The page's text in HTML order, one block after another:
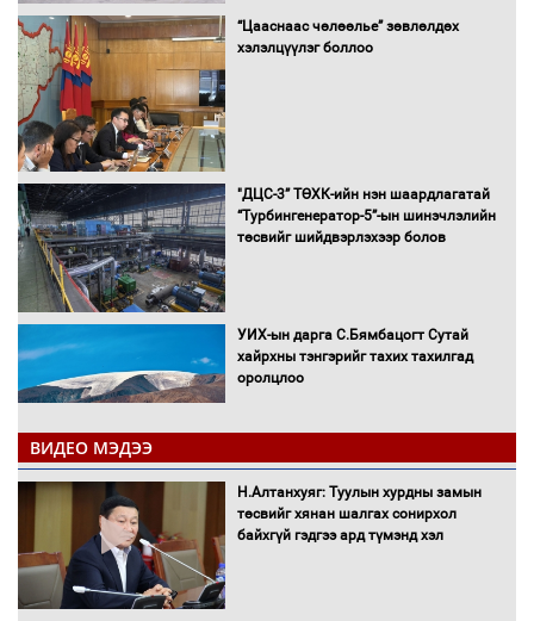
“Цааснаас чөлөөлье” зөвлөлдөх
хэлэлцүүлэг боллоо
"ДЦС-3” ТӨХК-ийн нэн шаардлагатай
“Турбингенератор-5”-ын шинэчлэлийн
төсвийг шийдвэрлэхээр болов
УИХ-ын дарга С.Бямбацогт Сутай
хайрхны тэнгэрийг тахих тахилгад
оролцлоо
С.Амарсайхан: Иргэдийг хохироосон
ААН-ийн нуугтмал хөрөнгийг
битүүмжлэнэ
ВИДЕО МЭДЭЭ
Н.Алтанхуяг: Туулын хурдны замын
төсвийг хянан шалгах сонирхол
байхгүй гэдгээ ард түмэнд хэл